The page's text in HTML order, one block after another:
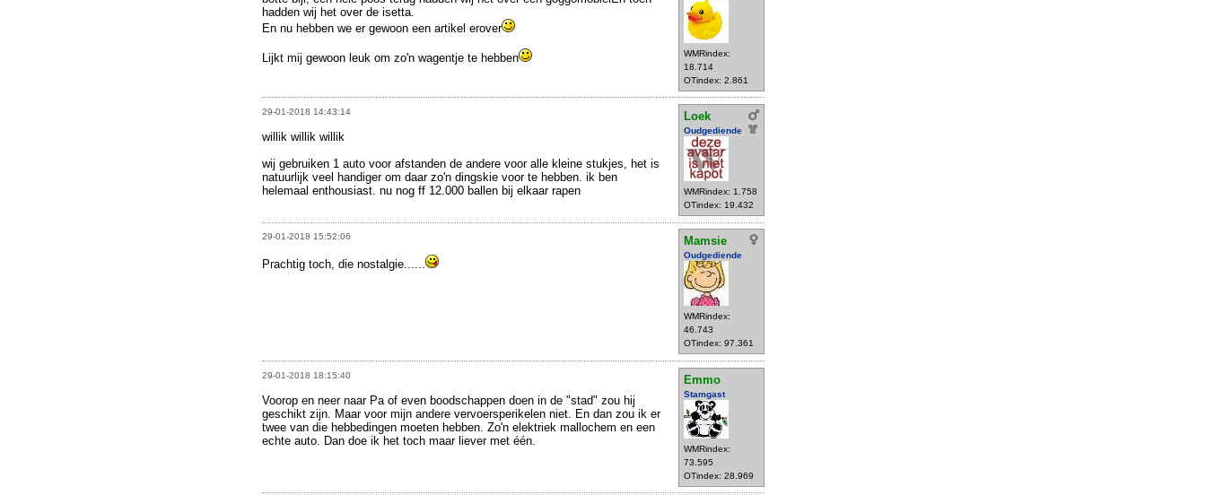
WMRindex:
18.714
OTindex: 2.861
hadden wij het over de isetta.
En nu hebben we er gewoon een artikel erover
Lijkt mij gewoon leuk om zo'n wagentje te hebben
29-01-2018 14:43:14 Loek
Oudgediende
WMRindex: 1.758
OTindex: 19.432
willik willik willik
wij gebruiken 1 auto voor afstanden de andere voor alle kleine stukjes, het is
natuurlijk veel handiger om daar zo'n dingskie voor te hebben. ik ben
helemaal enthousiast. nu nog ff 12.000 ballen bij elkaar rapen
29-01-2018 15:52:06 Mamsie
Oudgediende
WMRindex:
46.743
OTindex: 97.361
Prachtig toch, die nostalgie......
29-01-2018 18:15:40 Emmo
Stamgast
WMRindex:
73.595
OTindex: 28.969
Voorop en neer naar Pa of even boodschappen doen in de "stad" zou hij
geschikt zijn. Maar voor mijn andere vervoersperikelen niet. En dan zou ik er
twee van die hebbedingen moeten hebben. Zo'n elektriek mallochem en een
echte auto. Dan doe ik het toch maar liever met één.